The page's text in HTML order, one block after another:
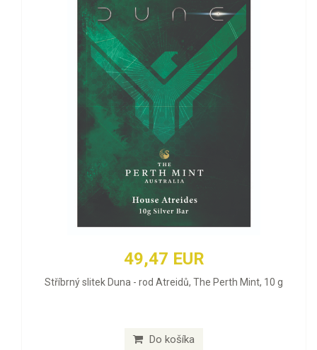
49,47 EUR
Stříbrný slitek Duna - rod Atreidů, The Perth Mint, 10 g
Do košíka